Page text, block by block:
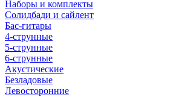
Наборы и комплекты
Солидбади и сайлент
Бас-гитары
4-струнные
5-струнные
6-струнные
Акустические
Безладовые
Левосторонние